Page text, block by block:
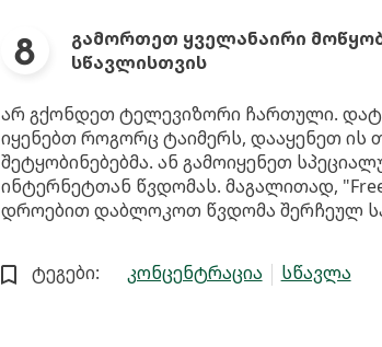
გამორთეთ ყველანაირი
სწავლისთვის
არ გქონდეთ ტელევიზორი ჩართული.
იყენებთ როგორც ტაიმერს, დააყენეთ ის
შეტყობინებებმა. ან გამოიყენეთ
ინტერნეტთან წვდომას. მაგალითად,
დროებით დაბლოკოთ წვდომა შერჩეულ
ტეგები: კონცენტრაცია სწავლა